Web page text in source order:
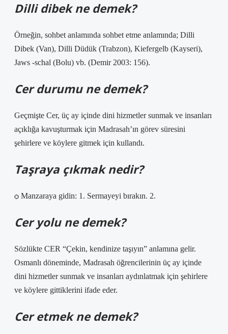
Dilli dibek ne demek?
Örneğin, sohbet anlamında sohbet etme anlamında; Dilli
Dibek (Van), Dilli Düdük (Trabzon), Kiefergelb (Kayseri),
Jaws -schal (Bolu) vb. (Demir 2003: 156).
Cer durumu ne demek?
Geçmişte Cer, üç ay içinde dini hizmetler sunmak ve insanları
açıklığa kavuşturmak için Madrasah’ın görev süresini
şehirlere ve köylere gitmek için kullandı.
Taşraya çıkmak nedir?
ѻ Manzaraya gidin: 1. Sermayeyi bırakın. 2.
Cer yolu ne demek?
Sözlükte CER “Çekin, kendinize taşıyın” anlamına gelir.
Osmanlı döneminde, Madrasah öğrencilerinin üç ay içinde
dini hizmetler sunmak ve insanları aydınlatmak için şehirlere
ve köylere gittiklerini ifade eder.
Cer etmek ne demek?